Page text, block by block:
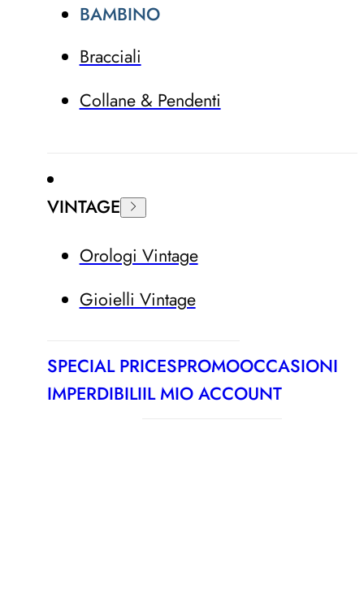
BAMBINO
Bracciali
Collane & Pendenti
VINTAGE
Orologi Vintage
Gioielli Vintage
SPECIAL PRICESPROMOOCCASIONI
IMPERDIBILIIL MIO ACCOUNT